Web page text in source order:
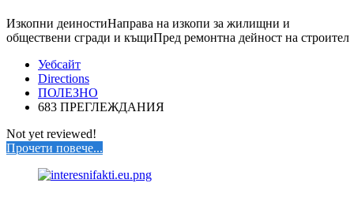
Изкопни деиностиНаправа на изкопи за жилищни и
обществени сгради и къщиПред ремонтна дейност на строител
Уебсайт
Directions
ПОЛЕЗНО
683 ПРЕГЛЕЖДАНИЯ
Not yet reviewed!
Прочети повече...